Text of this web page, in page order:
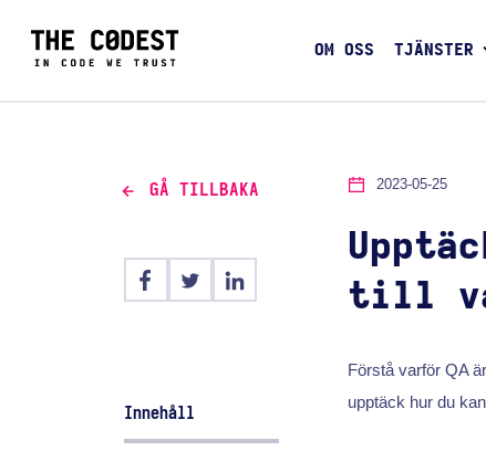
OM OSS TJÄNSTER
GÅ TILLBAKA
Innehåll
2023-05-25
till
Förstå varför QA
upptäck hur du